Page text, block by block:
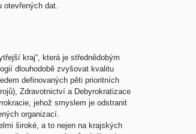
dat.
kraj“, která je střednědobým
dlouhodobě zvyšovat kvalitu
definovaných pěti prioritních
Zdravotnictví a Debyrokratizace
jehož smyslem je odstranit
organizací.
široké, a to nejen na krajských